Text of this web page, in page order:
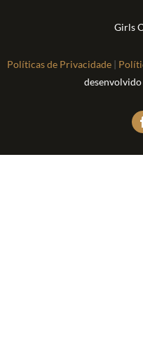
Girls
Políticas de Privacidade |